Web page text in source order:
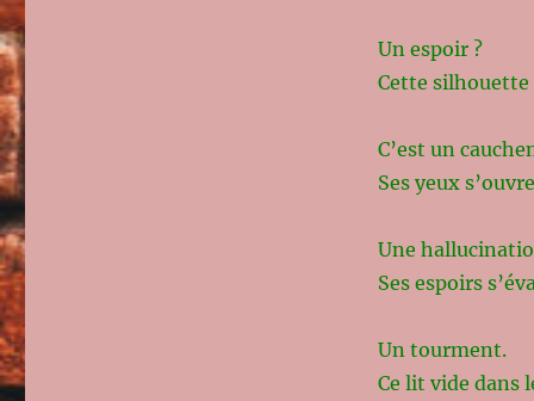
Un espoir ?
Cette silhouette
C’est un
Ses yeux
Une
Ses espoirs
Un tourment.
Ce lit vide dans